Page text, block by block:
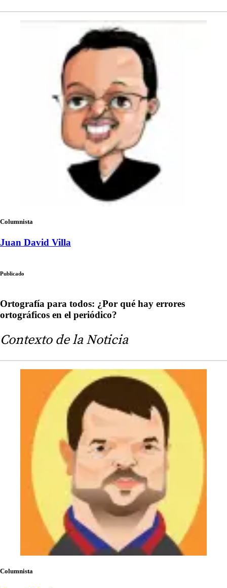
Columnista
Juan David Villa
Publicado
Ortografía para todos: ¿Por qué hay errores
ortográficos en el periódico?
Contexto de la Noticia
Columnista